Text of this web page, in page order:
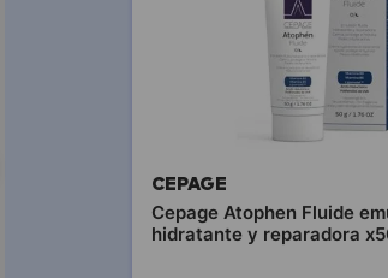
CEPAGE
Cepage Atophen Fluide
hidratante y reparadora